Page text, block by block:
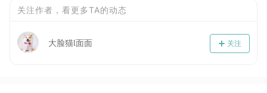
关注作者，看更多TA的动态
关注
大脸猫面面